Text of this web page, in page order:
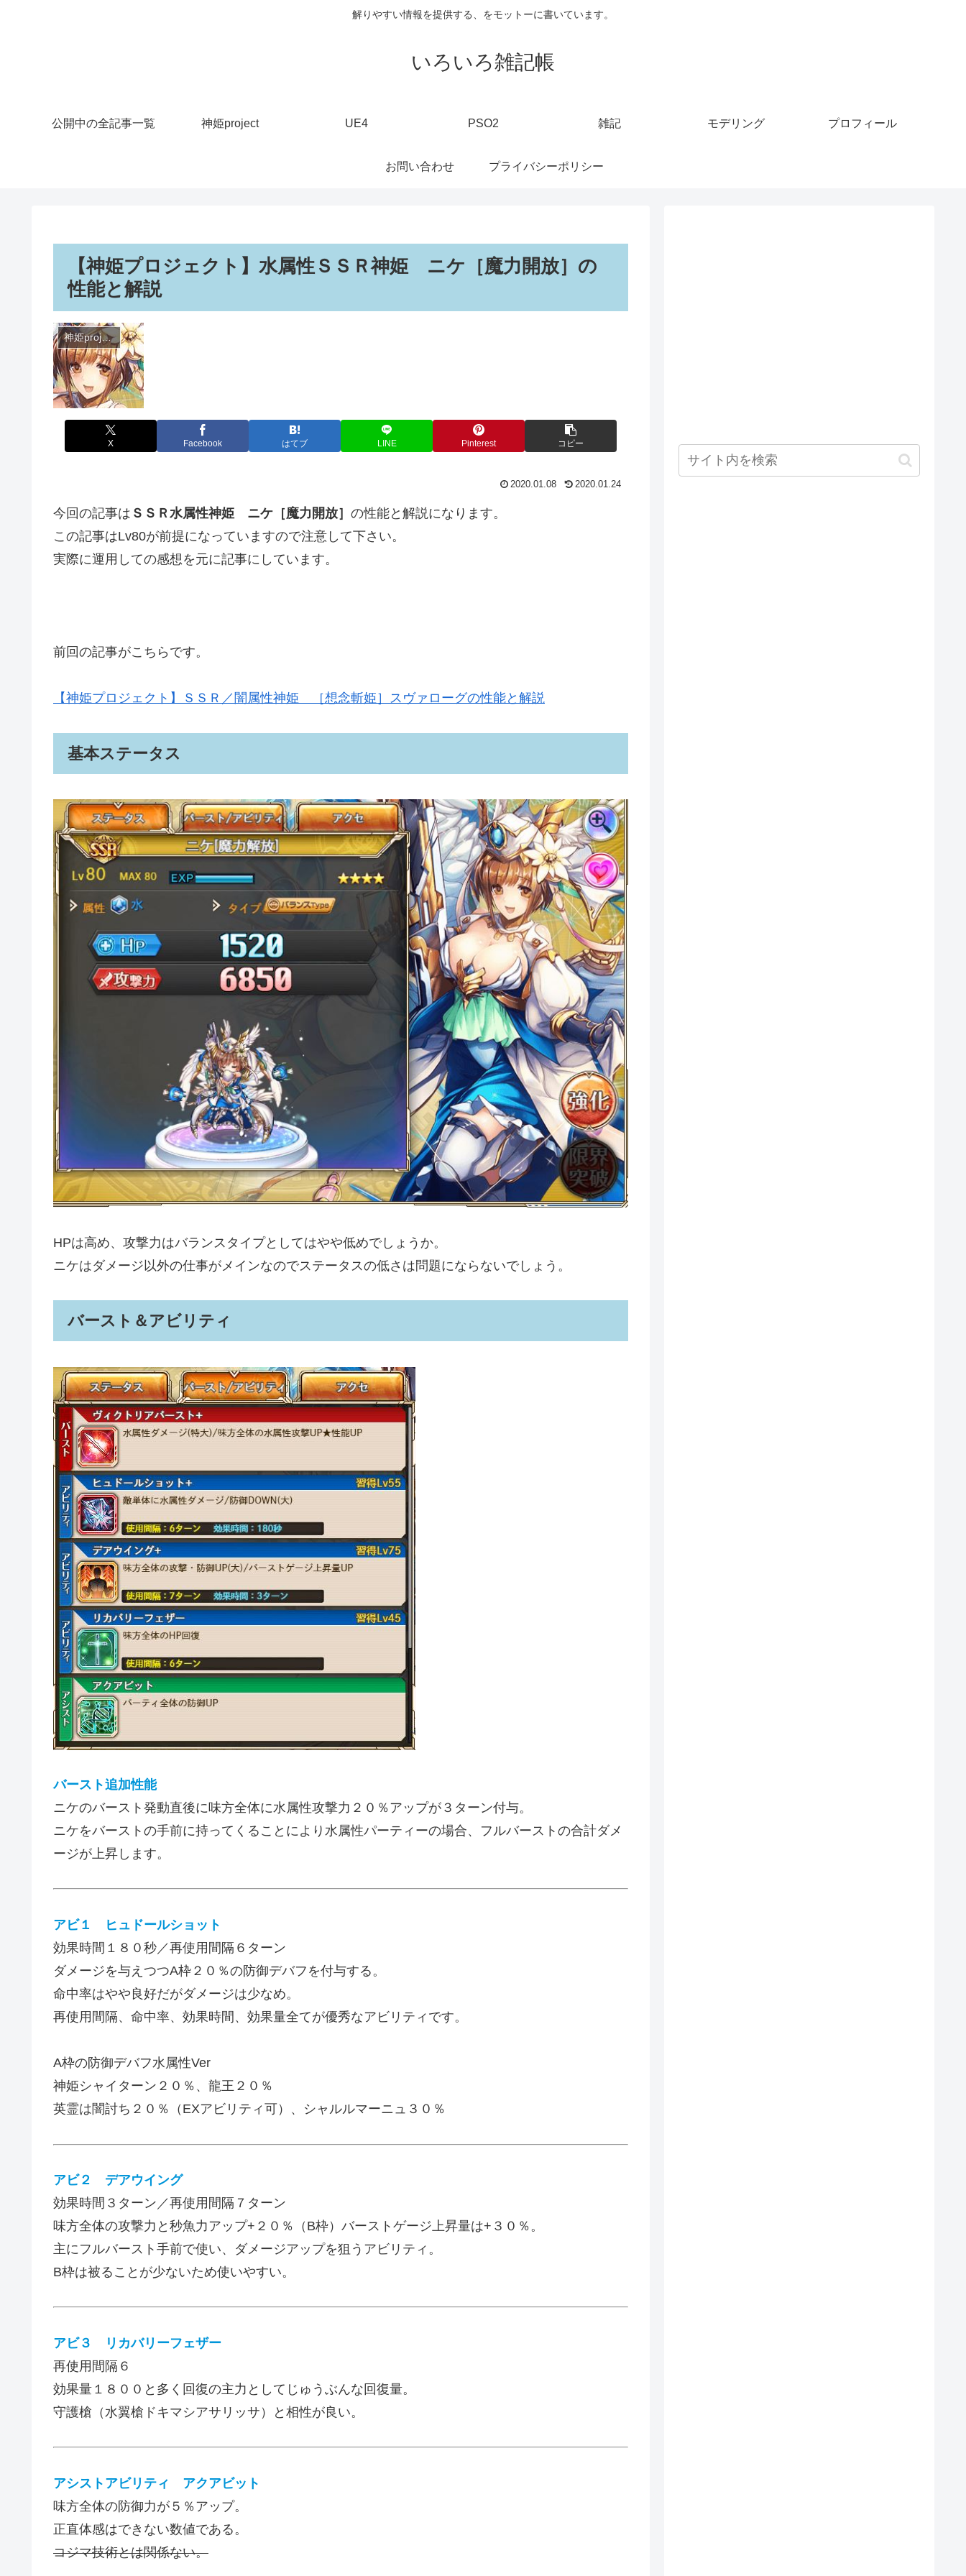
解りやすい情報を提供する、をモットーに書いています。
いろいろ雑記帳
公開中の全記事一覧 神姫project UE4 PSO2 雑記 モデリング プロフィール
お問い合わせ プライバシーポリシー
【神姫プロジェクト】水属性ＳＳＲ神姫 ニケ［魔力開放］の
性能と解説
神姫project
X Facebook はてブ LINE Pinterest コピー
2020.01.08 2020.01.24
今回の記事は ＳＳＲ水属性神姫 ニケ［魔力開放］ の性能と解説になります。
この記事はLv80が前提になっていますので注意して下さい。
実際に運用しての感想を元に記事にしています。
前回の記事がこちらです。
【神姫プロジェクト】ＳＳＲ／闇属性神姫 ［想念斬姫］スヴァローグの性能と解説
基本ステータス
HPは高め、攻撃力はバランスタイプとしてはやや低めでしょうか。
ニケはダメージ以外の仕事がメインなのでステータスの低さは問題にならないでしょう。
バースト＆アビリティ
バースト追加性能
ニケのバースト発動直後に味方全体に水属性攻撃力２０％アップが３ターン付与。
ニケをバーストの手前に持ってくることにより水属性パーティーの場合、フルバーストの合計ダメ
ージが上昇します。
アビ１ ヒュドールショット
効果時間１８０秒／再使用間隔６ターン
ダメージを与えつつA枠２０％の防御デバフを付与する。
命中率はやや良好だがダメージは少なめ。
再使用間隔、命中率、効果時間、効果量全てが優秀なアビリティです。
A枠の防御デバフ水属性Ver
神姫シャイターン２０％、龍王２０％
英霊は闇討ち２０％（EXアビリティ可）、シャルルマーニュ３０％
アビ２ デアウイング
効果時間３ターン／再使用間隔７ターン
味方全体の攻撃力と秒魚力アップ+２０％（B枠）バーストゲージ上昇量は+３０％。
主にフルバースト手前で使い、ダメージアップを狙うアビリティ。
B枠は被ることが少ないため使いやすい。
アビ３ リカバリーフェザー
再使用間隔６
効果量１８００と多く回復の主力としてじゅうぶんな回復量。
守護槍（水翼槍ドキマシアサリッサ）と相性が良い。
アシストアビリティ アクアビット
味方全体の防御力が５％アップ。
正直体感はできない数値である。
コジマ技術とは関係ない。